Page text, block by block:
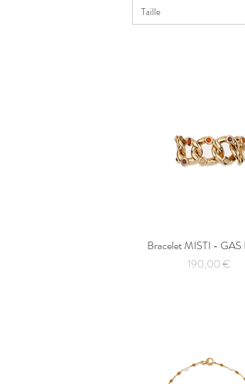
Taille
Aperçu rapide
Bracelet MISTI - GAS
Prix
190,00 €